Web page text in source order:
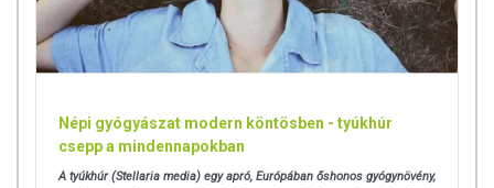
Népi gyógyászat modern köntösben - tyúkhúr
csepp a mindennapokban
A tyúkhúr (Stellaria media) egy apró, Európában őshonos gyógynövény,